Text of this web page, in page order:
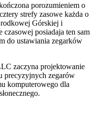
porozumieniem o
strefy zasowe każda o
Górskiej i
posiadaja ten sam
do ustawiania zegarków
zaczyna projektowanie
precyzyjnych zegarów
komputerowego dla